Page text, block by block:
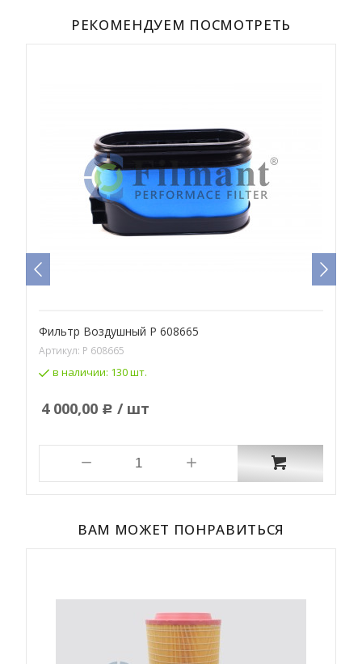
РЕКОМЕНДУЕМ ПОСМОТРЕТЬ
Фильтр Воздушный P 608665
Артикул: P 608665
в наличии: 130 шт.
4 000,00 Р / шт
ВАМ МОЖЕТ ПОНРАВИТЬСЯ